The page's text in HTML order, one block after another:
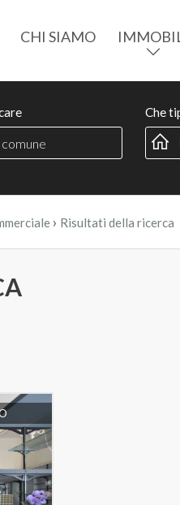
CHI SIAMO
Che
› Risultati della ricerca